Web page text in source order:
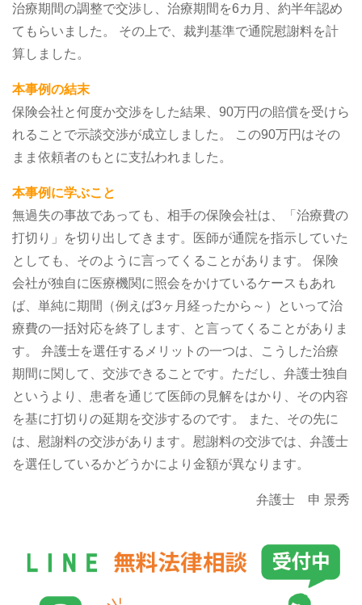
治療期間の調整で交渉し、治療期間を6カ月、約半年認め
てもらいました。
その上で、裁判基準で通院慰謝料を計
算しました。
本事例の結末
保険会社と何度か交渉をした結果、90万円の賠償を受けら
れることで示談交渉が成立しました。
この90万円はその
まま依頼者のもとに支払われました。
本事例に学ぶこと
無過失の事故であっても、相手の保険会社は、「治療費の
打切り」を切り出してきます。医師が通院を指示していた
としても、そのように言ってくることがあります。
保険
会社が独自に医療機関に照会をかけているケースもあれ
ば、単純に期間（例えば3ヶ月経ったから～）といって治
療費の一括対応を終了します、と言ってくることがありま
す。
弁護士を選任するメリットの一つは、こうした治療
期間に関して、交渉できることです。ただし、弁護士独自
というより、患者を通じて医師の見解をはかり、その内容
を基に打切りの延期を交渉するのです。
また、その先に
は、慰謝料の交渉があります。慰謝料の交渉では、弁護士
を選任しているかどうかにより金額が異なります。
弁護士 申 景秀